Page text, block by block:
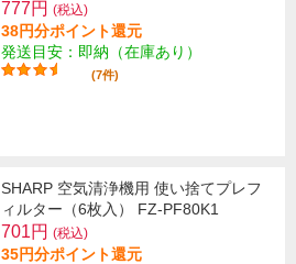
777円 (税込)
38円分ポイント還元
発送目安：即納（在庫あり）
(7件)
SHARP 空気清浄機用 使い捨てプレフ
ィルター（6枚入） FZ-PF80K1
701円 (税込)
35円分ポイント還元